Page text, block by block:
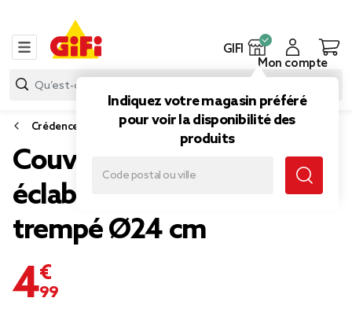
GIFI
Indiquez votre magasin préféré
pour voir la disponibilité des
produits
Mon compte
Crédence, protège plaques de cuisson et couvercles
Couvercle anti
éclaboussures en verre
trempé Ø24 cm
4,99 €